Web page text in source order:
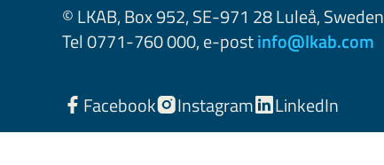
© LKAB, Box 952, SE-971 28 Luleå, Sweden
Tel 0771-760 000, e-postinfo@lkab.com
Facebook Instagram LinkedIn